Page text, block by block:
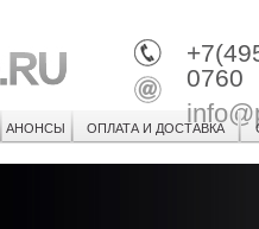
0760
АНОНСЫ ОПЛАТА И ДОСТАВКА